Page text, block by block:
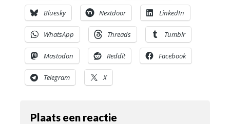
Bluesky Nextdoor LinkedIn
WhatsApp Threads Tumblr
Mastodon Reddit Facebook
Telegram X
Plaats een reactie